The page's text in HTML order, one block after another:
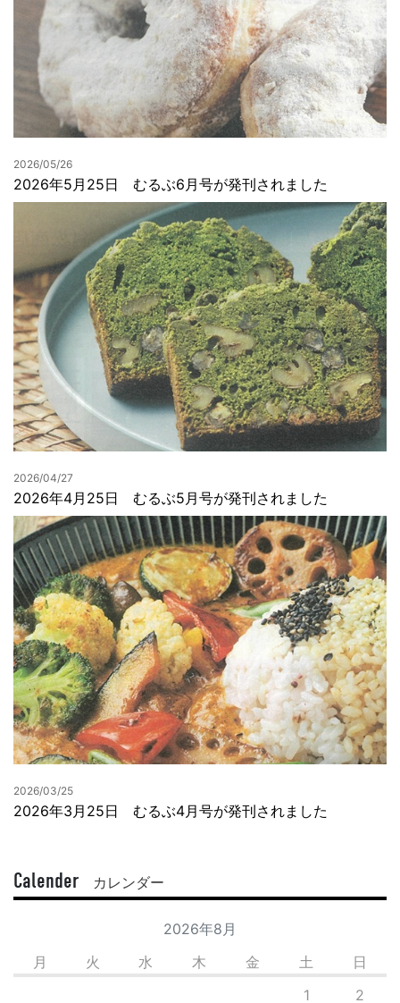
2026/05/26
2026年5月25日 むるぶ6月号が発刊されました
2026/04/27
2026年4月25日 むるぶ5月号が発刊されました
2026/03/25
2026年3月25日 むるぶ4月号が発刊されました
Calender カレンダー
2026年8月
月
火 水 木 金 土 日
1 2